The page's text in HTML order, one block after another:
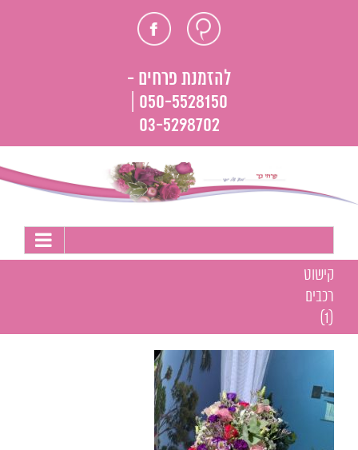
חוות פייסבוק
להזמנת פרחים -
050-5528150 |
03-5298702
קישוט
רכבים
(1)